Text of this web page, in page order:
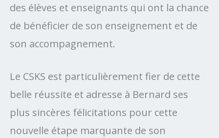
des élèves et enseignants qui ont la chance
de bénéficier de son enseignement et de
son accompagnement.
Le CSKS est particulièrement fier de cette
belle réussite et adresse à Bernard ses
plus sincères félicitations pour cette
nouvelle étape marquante de son